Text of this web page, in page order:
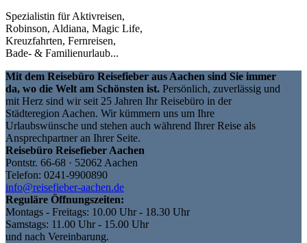
Spezialistin für Aktivreisen,
Robinson, Aldiana, Magic Life,
Kreuzfahrten, Fernreisen,
Bade- & Familienurlaub...
Mit dem Reisebüro Reisefieber aus Aachen sind Sie immer
da, wo die Welt am Schönsten ist. Persönlich, zuverlässig und
mit Herz sind wir seit 25 Jahren Ihr Reisebüro in der
Städteregion Aachen. Wir kümmern uns um Ihre
Urlaubswünsche und stehen auch während Ihrer Reise als
Ansprechpartner an Ihrer Seite.
Reisebüro Reisefieber Aachen
Pontstr. 66-68 · 52062 Aachen
Telefon: 0241-9900890
info@reisefieber-aachen.de
Reguläre Öffnungszeiten:
Montags - Freitags: 10.00 Uhr - 18.30 Uhr
Samstags: 11.00 Uhr - 15.00 Uhr
und nach Vereinbarung.